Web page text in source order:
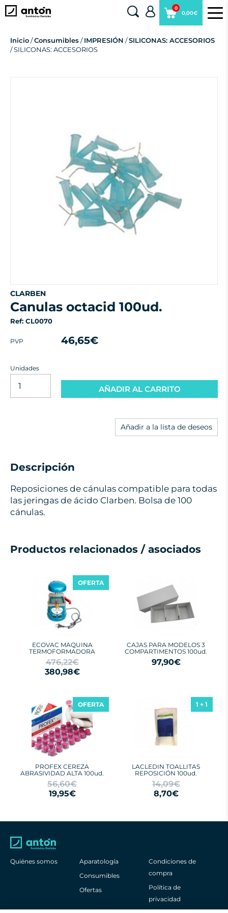
0,00€
0
Inicio/Consumibles/IMPRESIÓN /SILICONAS: ACCESORIOS
/ SILICONAS: ACCESORIOS
CLARBEN
canulas octacid 100ud.
Ref: CL0070
PVP 46,65€
Unidades
AÑADIR AL CARRITO
Añadir a la lista de deseos
Descripción
Reposiciones de cánulas compatible para todas
las jeringas de ácido Clarben. Bolsa de 100
cánulas.
Productos relacionados / asociados
ECOVAC MAQUINA
TERMOFORMADORA
476,22€
380,98€
OFERTA
CAJAS PARA MODELOS 3
COMPARTIMENTOS 100ud.
97,90€
PROFEX CEREZA
ABRASIVIDAD ALTA 100ud.
56,60€
19,95€
OFERTA
LACLEDIN TOALLITAS
REPOSICIÓN 100ud.
14,09€
8,70€
1 + 1
Quiénes somos
Aparatología
Consumibles
Ofertas
Condiciones de
compra
Política de
privacidad